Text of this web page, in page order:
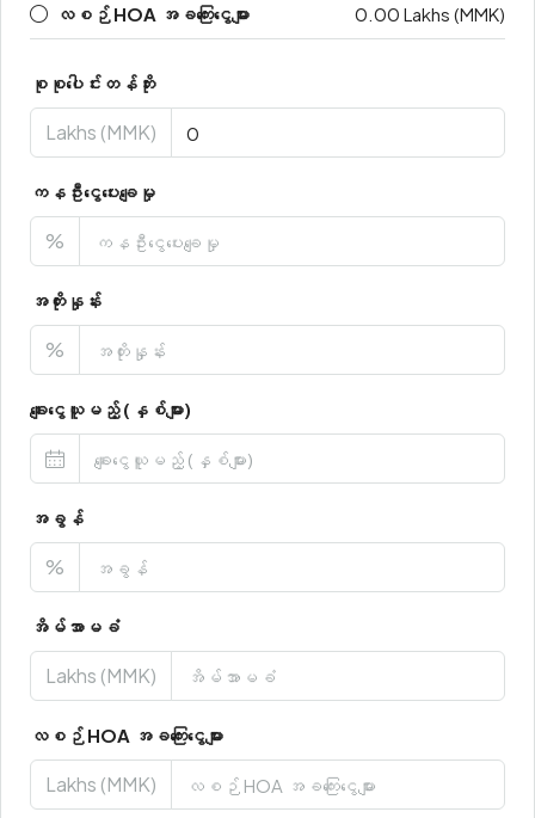
လစဉ် HOA အခကြေးငွေများ 0.00 Lakhs (MMK)
စုစုပေါင်းတန်ဘိုး
Lakhs (MMK)
ကနဦးငွေပေးချေမှု
%
အတိုးနှုန်း
%
ချေးငွေယူမည့် (နှစ်များ)
အခွန်
%
အိမ်အာမခံ
Lakhs (MMK)
လစဉ် HOA အခကြေးငွေများ
Lakhs (MMK)